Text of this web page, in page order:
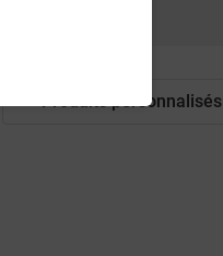
Produits personnalisés